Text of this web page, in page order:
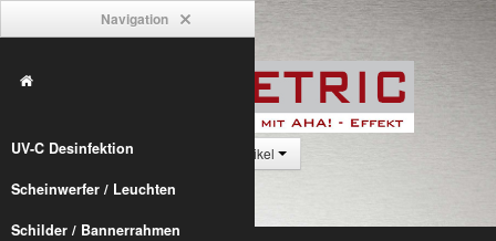
Navigation
UV-C Desinfektion
Scheinwerfer / Leuchten
Schilder / Bannerrahmen
0 Artikel